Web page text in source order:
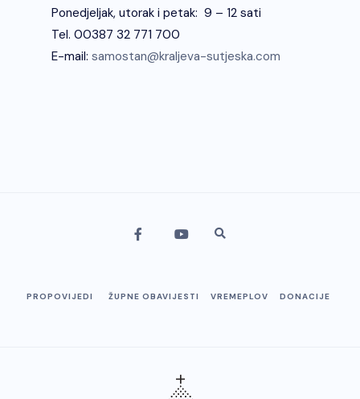
Ponedjeljak, utorak i petak: 9 – 12 sati
Tel. 00387 32 771 700
E-mail: samostan@kraljeva-sutjeska.com
PROPOVIJEDI ŽUPNE OBAVIJESTI VREMEPLOV DONACIJE